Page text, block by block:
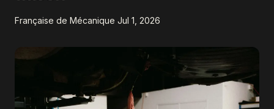
Française de Mécanique Jul 1, 2026